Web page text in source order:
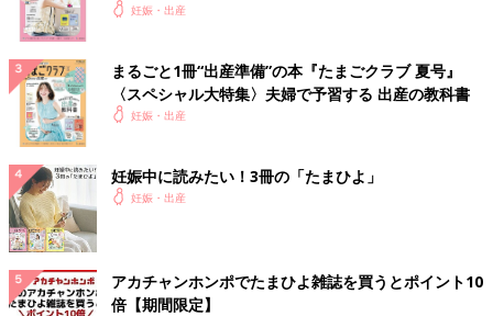
広いお風呂場での沐浴なら、おすすめはプラスチックタイ
プ！
ベビーバスを置く場所がしっかりとれ、暖房などの設備が整って
いるお風呂場での沐浴なら、丈夫で準備もすぐにできるプラスチ
ックタイプがおすすめです。さっと出してさっと使える準備のラ
クさと、使用後も立てかけておくだけでよいお手入れのカンタン
さが魅力！裏面も含めて凸凹が少ないので、水や汚れがたまって
しまいヌメリが発生…といった心配も少ないでしょう。安定感が
ある丈夫な作りで、赤ちゃんの頭を支えるヘッドサポートがつい
ているものもあり、初心者ママ・パパには安心のタイプです。
妊娠・出産
まるごと1冊“出産準備”の本『たまごクラブ 夏号』
〈スペシャル大特集〉夫婦で予習する 出産の教科書
妊娠・出産
妊娠中に読みたい！3冊の「たまひよ」
妊娠・出産
アカチャンホンポでたまひよ雑誌を買うとポイント10
倍【期間限定】